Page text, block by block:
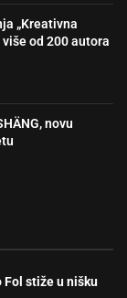
„Kreativna
od 200 autora
novu
Fol stiže u nišku